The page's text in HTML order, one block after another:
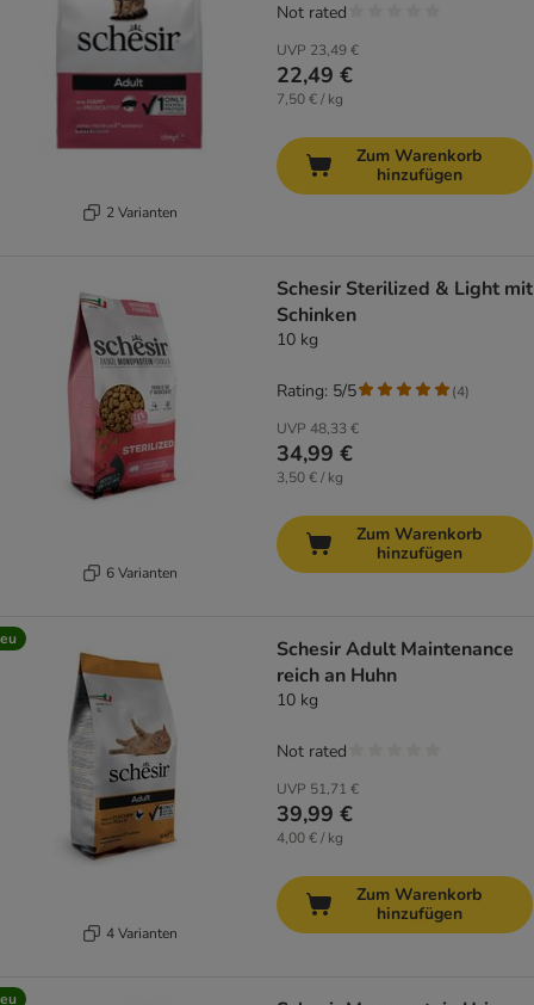
2 Varianten
UVP 23,49 €
22,49 €
7,50 € / kg
Not rated
Zum Warenkorb
hinzufügen
6 Varianten
Schesir Sterilized & Light mit
Schinken
10 kg
UVP 48,33 €
34,99 €
3,50 € / kg
Rating: 5/5 (4)
Zum Warenkorb
hinzufügen
4 Varianten
Schesir Adult Maintenance
reich an Huhn
10 kg
UVP 51,71 €
39,99 €
4,00 € / kg
Not rated
Zum Warenkorb
hinzufügen